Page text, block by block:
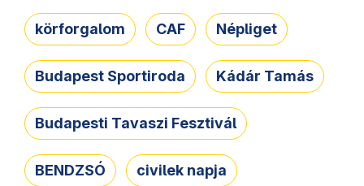
körforgalom CAF Népliget
Budapest Sportiroda Kádár Tamás
Budapesti Tavaszi Fesztivál
BENDZSÓ civilek napja